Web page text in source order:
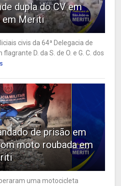
dupla do CV em
em Meriti
civis da 64ª Delegacia de
D. da S. de O. e G. C. dos
de prisão em
moto roubada em
uma motocicleta